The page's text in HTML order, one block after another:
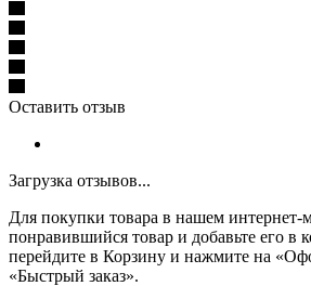
Оставить отзыв
Загрузка отзывов...
Для покупки товара в нашем интернет-
понравившийся товар и добавьте его в
перейдите в Корзину и нажмите на
«Быстрый заказ».